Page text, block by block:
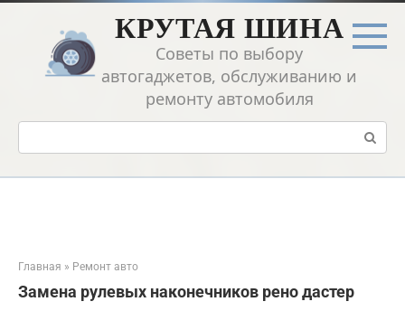
Перейти
контенту
КРУТАЯ ШИНА
Советы по выбору
автогаджетов, обслуживанию и
ремонту автомобиля
Поиск:
Главная » Ремонт авто
Замена рулевых наконечников рено дастер